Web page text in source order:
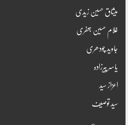
میثاق حسین زیدی
غلام حسین جعفری
جاوید چودھری
یاسر پیرزادہ
اعزاز سید
سید توصیف